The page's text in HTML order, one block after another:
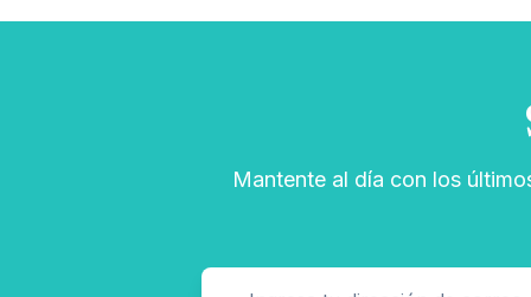
Mantente al día con los